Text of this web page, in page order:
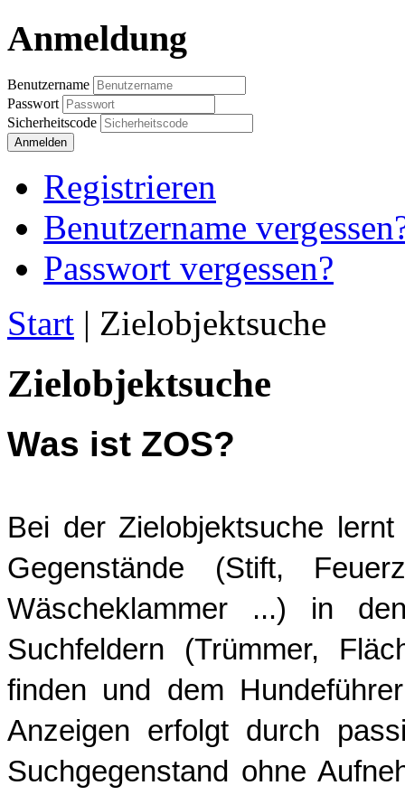
Anmeldung
Benutzername
Passwort
Sicherheitscode
Anmelden
Registrieren
Benutzername
Passwort vergessen?
Start | Zielobjektsuche
Zielobjektsuche
Was ist ZOS?
Bei der Zielobjektsuche
Gegenstände (Stift,
Wäscheklammer ...) in
Suchfeldern (Trümmer,
finden und dem
Anzeigen erfolgt durch
Suchgegenstand ohne